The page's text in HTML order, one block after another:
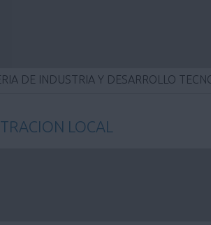
DE INDUSTRIA Y DESARROLLO
LOCAL